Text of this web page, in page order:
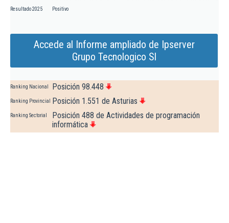
Resultado 2025 Positivo
Accede al Informe ampliado de Ipserver
Grupo Tecnologico Sl
Ranking Nacional Posición 98.448
Ranking Provincial Posición 1.551 de Asturias
Ranking Sectorial
Posición 488 de Actividades de programación
informática